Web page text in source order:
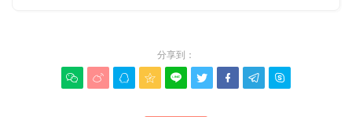
分享到：
        